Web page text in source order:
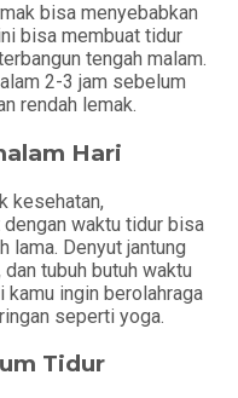
bisa menyebabkan
bisa membuat tidur
tengah malam.
2-3 jam sebelum
rendah lemak.
Hari
kesehatan,
waktu tidur bisa
lama. Denyut jantung
tubuh butuh waktu
ingin berolahraga
seperti yoga.
Tidur